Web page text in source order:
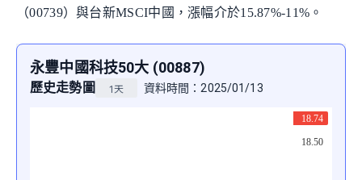
（00739）與台新MSCI中國，漲幅介於15.87%-11%。